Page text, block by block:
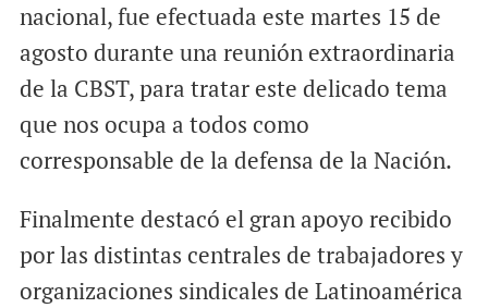
nacional, fue efectuada este martes 15 de
agosto durante una reunión extraordinaria
de la CBST, para tratar este delicado tema
que nos ocupa a todos como
corresponsable de la defensa de la Nación.
Finalmente destacó el gran apoyo recibido
por las distintas centrales de trabajadores y
organizaciones sindicales de Latinoamérica